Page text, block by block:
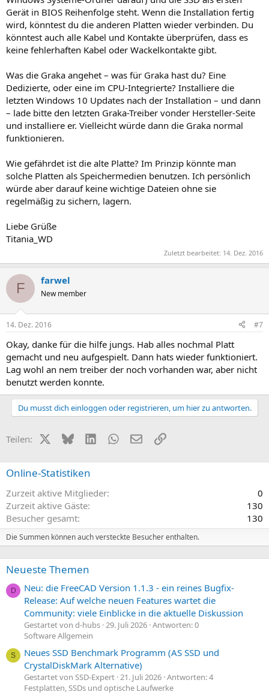
Gerät in BIOS Reihenfolge steht. Wenn die Installation fertig
wird, könntest du die anderen Platten wieder verbinden. Du
könntest auch alle Kabel und Kontakte überprüfen, dass es
keine fehlerhaften Kabel oder Wackelkontakte gibt.
Was die Graka angehet – was für Graka hast du? Eine
Dedizierte, oder eine im CPU-Integrierte? Installiere die
letzten Windows 10 Updates nach der Installation – und dann
– lade bitte den letzten Graka-Treiber vonder Hersteller-Seite
und installiere er. Vielleicht würde dann die Graka normal
funktionieren.
Wie gefährdet ist die alte Platte? Im Prinzip könnte man
solche Platten als Speichermedien benutzen. Ich persönlich
würde aber darauf keine wichtige Dateien ohne sie
regelmäßig zu sichern, lagern.
Liebe Grüße
Titania_WD
Zuletzt bearbeitet: 14. Dez. 2016
F farwel
New member
14. Dez. 2016 #7
Okay, danke für die hilfe jungs. Hab alles nochmal Platt
gemacht und neu aufgespielt. Dann hats wieder funktioniert.
Lag wohl an nem treiber der noch vorhanden war, aber nicht
benutzt werden konnte.
Du musst dich einloggen oder registrieren, um hier zu antworten.
Teilen: X (Twitter)
BlueskyLinkedInWhatsApp
E-MailLink
Online-Statistiken
Zurzeit aktive Mitglieder
0
Zurzeit aktive Gäste
130
Besucher gesamt
130
Die Summen können auch versteckte Besucher enthalten.
Neueste Themen
D
Neu: die FreeCAD Version 1.1.3 - ein reines Bugfix-
Release: Auf welche neuen Features wartet die
Community: viele Einblicke in die aktuelle Diskussion
Gestartet von d-hubs 29. Juli 2026 Antworten: 0
Software Allgemein
S
Neues SSD Benchmark Programm (AS SSD und
CrystalDiskMark Alternative)
Gestartet von SSD-Expert 21. Juli 2026 Antworten: 4
Festplatten, SSDs und optische Laufwerke